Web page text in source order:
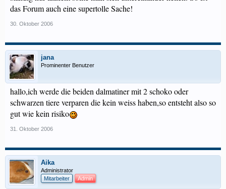
das Forum auch eine supertolle Sache!
30. Oktober 2006
jana
Prominenter Benutzer
hallo,ich werde die beiden dalmatiner mit 2 schoko oder
schwarzen tiere verparen die kein weiss haben,so entsteht also so
gut wie kein risiko
31. Oktober 2006
Aika
Administrator
Mitarbeiter
Admin